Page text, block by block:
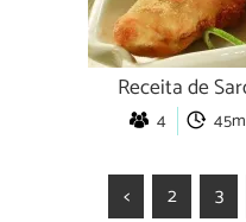
Receita de
4 45m
< 2 3